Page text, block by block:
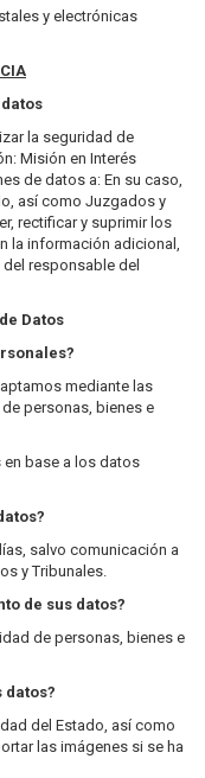
y electrónicas
la seguridad de
Misión en Interés
de datos a: En su caso,
así como Juzgados y
rectificar y suprimir los
la información adicional,
responsable del
Datos
mediante las
personas, bienes e
base a los datos
salvo comunicación a
y Tribunales.
de sus datos?
de personas, bienes e
datos?
del Estado, así como
las imágenes si se ha